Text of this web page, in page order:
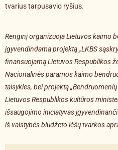
tvarius tarpusavio ryšius.
Renginį organizuojaLietuvos kaimo
įgyvendindama projektą „LKBS
finansuojamąLietuvos Respublikos
Nacionalinės paramos kaimo
taisykles, bei projektą
Lietuvos Respublikos kultūros
išsaugojimo iniciatyvas
iš valstybės biudžeto lėšų tvarkos